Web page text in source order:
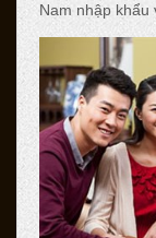
Nam nhập khẩu